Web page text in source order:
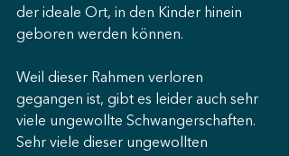
der ideale Ort, in den Kinder hinein
geboren werden können.
Weil dieser Rahmen verloren
gegangen ist, gibt es leider auch sehr
viele ungewollte Schwangerschaften.
Sehr viele dieser ungewollten